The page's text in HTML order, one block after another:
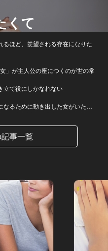
くて
るほど、羨望される存在になりた
」が主人公の座につくのが世の常
立て役にしかなれない
なるために動き出した女がいた…
事一覧